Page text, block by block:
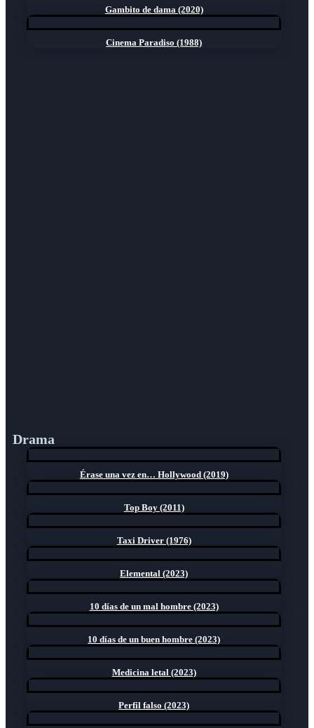
Gambito de dama (2020)
Cinema Paradiso (1988)
Drama
Érase una vez en… Hollywood (2019)
Top Boy (2011)
Taxi Driver (1976)
Elemental (2023)
10 días de un mal hombre (2023)
10 días de un buen hombre (2023)
Medicina letal (2023)
Perfil falso (2023)